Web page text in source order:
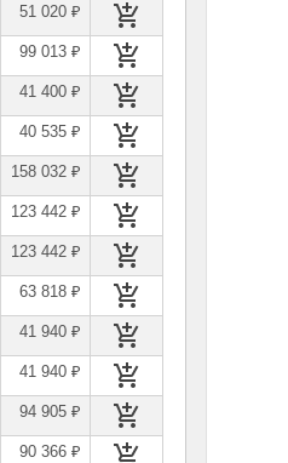
51 020 ₽
99 013 ₽
41 400 ₽
40 535 ₽
158 032 ₽
123 442 ₽
123 442 ₽
63 818 ₽
41 940 ₽
41 940 ₽
94 905 ₽
90 366 ₽